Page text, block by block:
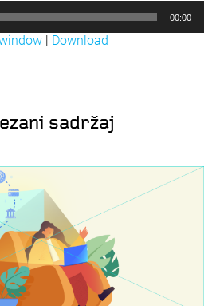
00:00
| Download
sadržaj